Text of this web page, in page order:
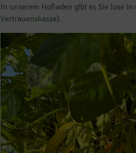
In unserem Hofladen gibt es Sie lose
Vertrauenskasse).